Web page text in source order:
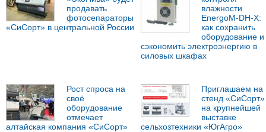
продавать
фотосепараторы
«СиСорт» в центральной России
влажности
EnergoM-DH-X:
как сохранить
оборудование и
сэкономить электроэнергию в
силовых шкафах
Рост спроса на
своё
оборудование
отмечает
алтайская компания «СиСорт»
Приглашаем на
стенд «СиСорт»
на крупнейшей
выставке
сельхозтехники «ЮгАгро»